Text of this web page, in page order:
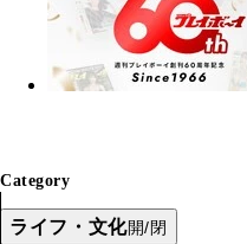
Category
ライフ・文化開/閉